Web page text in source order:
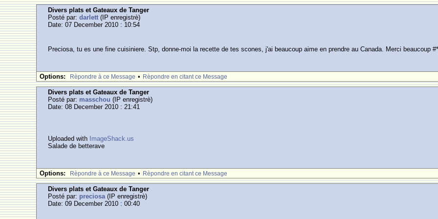
Divers plats et Gateaux de Tanger
Posté par:darlett (IP enregistrè)
Date: 07 December 2010 : 10:54
Preciosa, tu es une fine cuisiniere. Stp, donne-moi la recette de tes scones, j'ai beaucoup aime en prendre au Canada. Merci beaucoup
Options: Rèpondre à ce Message • Rèpondre en citant ce Message
Divers plats et Gateaux de Tanger
Posté par: masschou (IP enregistrè)
Date: 08 December 2010 : 21:41
Uploaded with ImageShack.us
Salade de betterave
Options: Rèpondre à ce Message • Rèpondre en citant ce Message
Divers plats et Gateaux de Tanger
Posté par: preciosa(IP enregistrè)
Date: 09 December 2010 : 00:40